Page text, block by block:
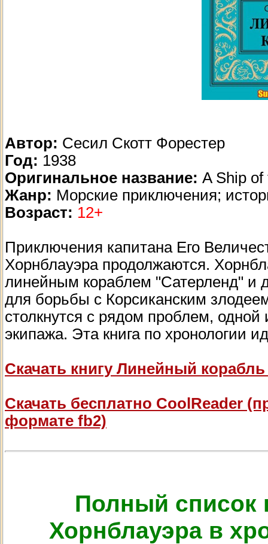
Автор: Сесил Скотт Форестер
Год: 1938
Оригинальное название: A Ship of
Жанр: Морские приключения;
Возраст: 12+
Приключения капитана Его
Хорнблауэра продолжаются.
линейным кораблем "Сатерленд" и
для борьбы с Корсиканским
столкнутся с рядом проблем, одной
экипажа. Эта книга по хронологии
Скачать книгу Линейный
Скачать бесплатно СооlRеаdеr
формате fb2)
Полный список
Хорнблауэра в